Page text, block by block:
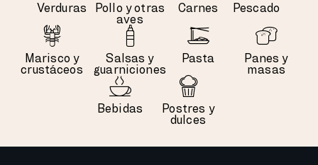
Verduras
Pollo y otras
aves
Carnes Pescado
Marisco y
crustáceos
Salsas y
guarniciones
Pasta
Panes y
masas
Bebidas
Postres y
dulces